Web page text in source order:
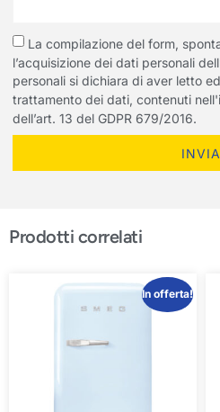
La compilazione del form,
l’acquisizione dei dati personali
personali si dichiara di aver letto
trattamento dei dati, contenuti
dell’art. 13 del GDPR 679/2016.
INVIA
Prodotti correlati
In offerta!